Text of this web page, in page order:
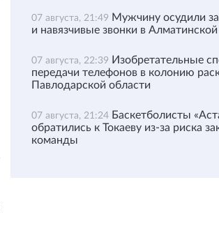
07 августа, 21:49 Мужчину осудили за
и навязчивые звонки в
07 августа, 22:39 Изобретательные
передачи телефонов в колонию
Павлодарской области
07 августа, 21:24 Баскетболисты
обратились к Токаеву из-за риска
команды